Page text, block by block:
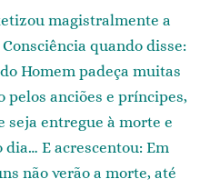
magistralmente a
quando disse:
Homem padeça muitas
pelos anciões e príncipes,
seja entregue à morte e
E acrescentou: Em
não verão a morte, até